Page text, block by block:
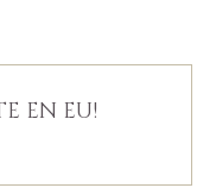
EN EU!